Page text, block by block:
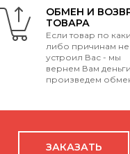
ОБМЕН И
ТОВАРА
Если товар по
либо причинам не
устроил Вас - мы
вернем Вам
произведем
ЗАКАЗАТЬ